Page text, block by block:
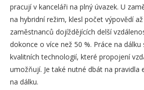
pracují v kanceláři na plný úvazek. U
na hybridní režim, klesl počet výpovědí
zaměstnanců dojíždějících delší
dokonce o více než 50 %. Práce na
kvalitních technologií, které propojení
umožňují. Je také nutné dbát na pravidla
na dálku.